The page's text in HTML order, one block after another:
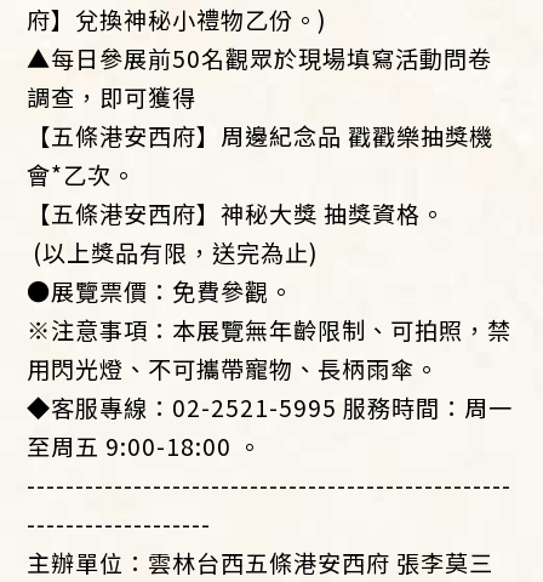
府】兌換神秘小禮物乙份。)
▲每日參展前50名觀眾於現場填寫活動問卷
調查，即可獲得
【五條港安西府】周邊紀念品 戳戳樂抽獎機
會*乙次。
【五條港安西府】神秘大獎 抽獎資格。
(以上獎品有限，送完為止)
●展覽票價：免費參觀。
※注意事項：本展覽無年齡限制、可拍照，禁
用閃光燈、不可攜帶寵物、長柄雨傘。
◆客服專線：02-2521-5995 服務時間：周一
至周五 9:00-18:00 。
--------------------------------------------------
-------------------
主辦單位：雲林台西五條港安西府 張李莫三